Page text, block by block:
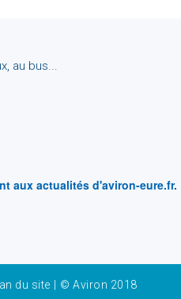
au bus...
aux actualités d'aviron-eure.fr.
du site | © Aviron 2018